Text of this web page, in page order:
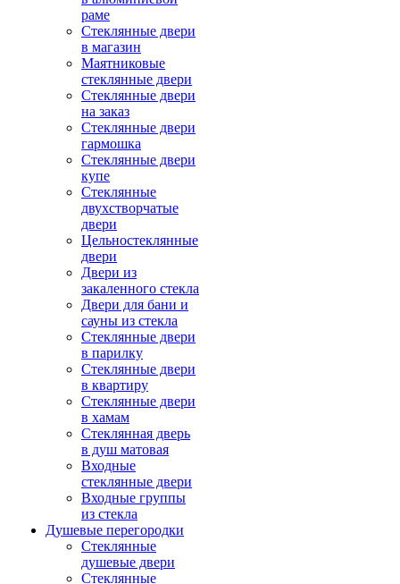
раме
Стеклянные двери
в магазин
Маятниковые
стеклянные двери
Стеклянные двери
на заказ
Стеклянные двери
гармошка
Стеклянные двери
купе
Стеклянные
двухстворчатые
двери
Цельностеклянные
двери
Двери из
закаленного стекла
Двери для бани и
сауны из стекла
Стеклянные двери
в парилку
Стеклянные двери
в квартиру
Стеклянные двери
в хамам
Стеклянная дверь
в душ матовая
Входные
стеклянные двери
Входные группы
из стекла
Душевые перегородки
Стеклянные
душевые двери
Стеклянные